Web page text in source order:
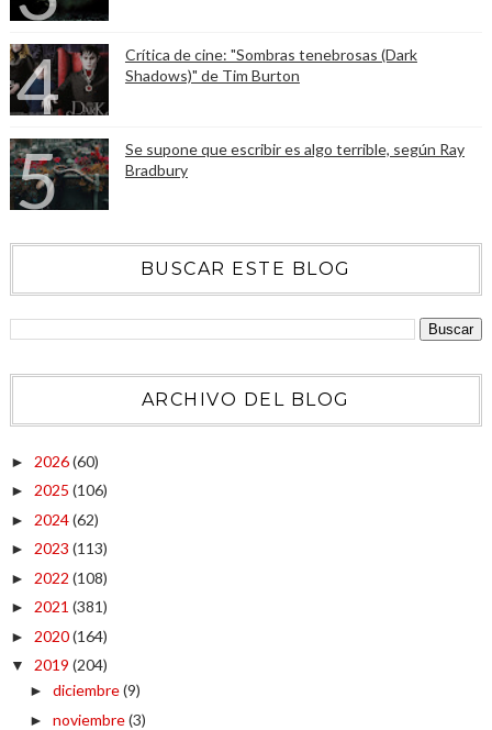
Crítica de cine: "Sombras tenebrosas (Dark
Shadows)" de Tim Burton
Se supone que escribir es algo terrible, según Ray
Bradbury
BUSCAR ESTE BLOG
ARCHIVO DEL BLOG
► 2026(60)
► 2025 (106)
► 2024(62)
► 2023 (113)
► 2022 (108)
► 2021 (381)
► 2020(164)
▼ 2019 (204)
► diciembre(9)
► noviembre(3)